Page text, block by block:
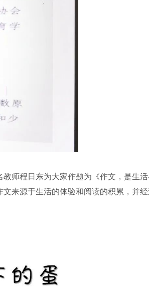
师程日东为大家作题为《作文，是生
来源于生活的体验和阅读的积累，并